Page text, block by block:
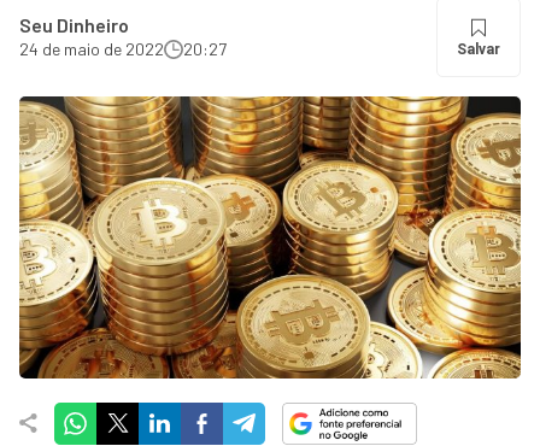
Seu Dinheiro
24 de maio de 2022 20:27 Salvar